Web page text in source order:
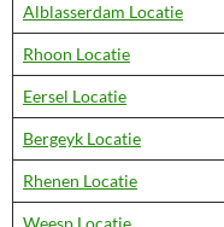
Alblasserdam Locatie
Rhoon Locatie
Eersel Locatie
Bergeyk Locatie
Rhenen Locatie
Weesp Locatie